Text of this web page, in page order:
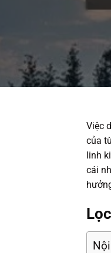
Việc
của
linh
cái